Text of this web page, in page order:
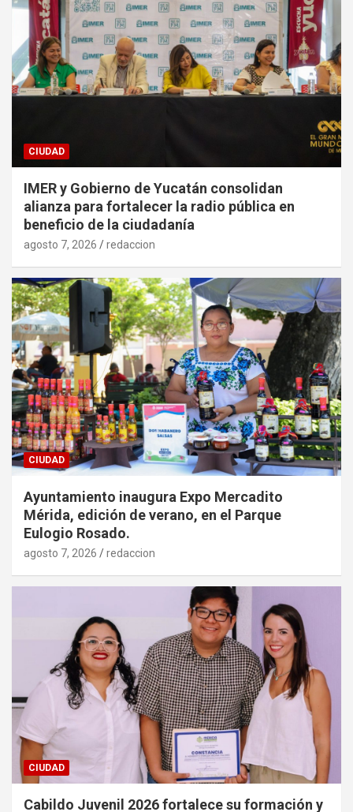
CIUDAD
IMER y Gobierno de Yucatán consolidan
alianza para fortalecer la radio pública en
beneficio de la ciudadanía
agosto 7, 2026 redaccion
CIUDAD
Ayuntamiento inaugura Expo Mercadito
Mérida, edición de verano, en el Parque
Eulogio Rosado.
agosto 7, 2026 redaccion
CIUDAD
Cabildo Juvenil 2026 fortalece su formación y